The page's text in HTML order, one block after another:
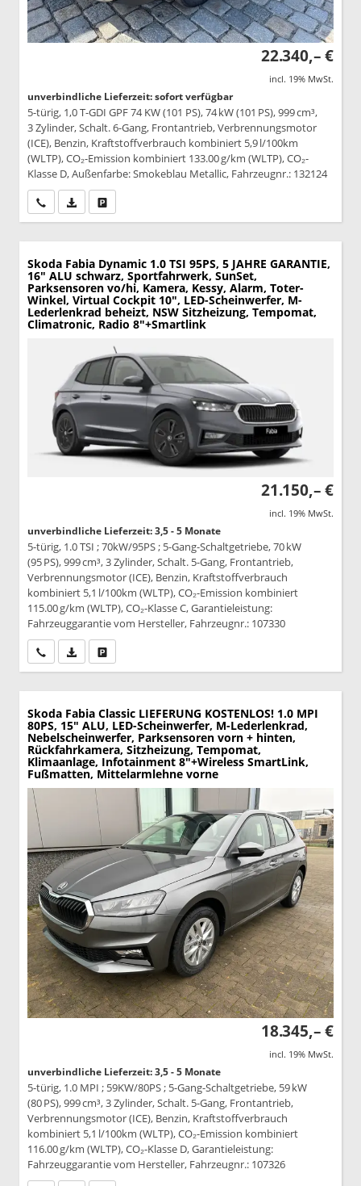
22.340,– €
incl. 19% MwSt.
unverbindliche Lieferzeit: sofort verfügbar
5-türig, 1,0 T-GDI GPF 74 KW (101 PS), 74 kW (101 PS), 999 cm³,
3 Zylinder, Schalt. 6-Gang, Frontantrieb, Verbrennungsmotor
(ICE), Benzin, Kraftstoffverbrauch kombiniert 5,9 l/100km
(WLTP), CO₂-Emission kombiniert 133.00 g/km (WLTP), CO₂-
Klasse D, Außenfarbe: Smokeblau Metallic, Fahrzeugnr.: 132124
Wir rufen Sie anPDF-Datei, Fahrzeugexposé drucken
Skoda Fabia Dynamic 1.0 TSI 95PS, 5 JAHRE GARANTIE,
16" ALU schwarz, Sportfahrwerk, SunSet,
Parksensoren vo/hi, Kamera, Kessy, Alarm, Toter-
Winkel, Virtual Cockpit 10", LED-Scheinwerfer, M-
Lederlenkrad beheizt, NSW Sitzheizung, Tempomat,
Climatronic, Radio 8"+Smartlink
21.150,– €
incl. 19% MwSt.
unverbindliche Lieferzeit: 3,5 - 5 Monate
5-türig, 1.0 TSI ; 70kW/95PS ; 5-Gang-Schaltgetriebe, 70 kW
(95 PS), 999 cm³, 3 Zylinder, Schalt. 5-Gang, Frontantrieb,
Verbrennungsmotor (ICE), Benzin, Kraftstoffverbrauch
kombiniert 5,1 l/100km (WLTP), CO₂-Emission kombiniert
115.00 g/km (WLTP), CO₂-Klasse C, Garantieleistung:
Fahrzeuggarantie vom Hersteller, Fahrzeugnr.: 107330
Wir rufen Sie anPDF-Datei, Fahrzeugexposé drucken
Skoda Fabia Classic LIEFERUNG KOSTENLOS! 1.0 MPI
80PS, 15" ALU, LED-Scheinwerfer, M-Lederlenkrad,
Nebelscheinwerfer, Parksensoren vorn + hinten,
Rückfahrkamera, Sitzheizung, Tempomat,
Klimaanlage, Infotainment 8"+Wireless SmartLink,
Fußmatten, Mittelarmlehne vorne
18.345,– €
incl. 19% MwSt.
unverbindliche Lieferzeit: 3,5 - 5 Monate
5-türig, 1.0 MPI ; 59KW/80PS ; 5-Gang-Schaltgetriebe, 59 kW
(80 PS), 999 cm³, 3 Zylinder, Schalt. 5-Gang, Frontantrieb,
Verbrennungsmotor (ICE), Benzin, Kraftstoffverbrauch
kombiniert 5,1 l/100km (WLTP), CO₂-Emission kombiniert
116.00 g/km (WLTP), CO₂-Klasse D, Garantieleistung:
Fahrzeuggarantie vom Hersteller, Fahrzeugnr.: 107326